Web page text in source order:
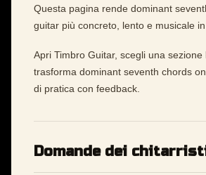
Questa pagina rende dominant
guitar più concreto, lento e musicale
Apri Timbro Guitar, scegli una sezione
trasforma dominant seventh chords
di pratica con feedback.
Domande dei